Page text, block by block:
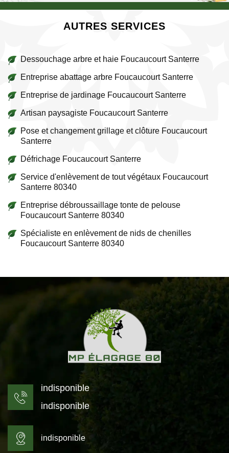
AUTRES SERVICES
Dessouchage arbre et haie Foucaucourt Santerre
Entreprise abattage arbre Foucaucourt Santerre
Entreprise de jardinage Foucaucourt Santerre
Artisan paysagiste Foucaucourt Santerre
Pose et changement grillage et clôture Foucaucourt
Santerre
Défrichage Foucaucourt Santerre
Service d'enlèvement de tout végétaux Foucaucourt
Santerre 80340
Entreprise débroussaillage tonte de pelouse
Foucaucourt Santerre 80340
Spécialiste en enlèvement de nids de chenilles
Foucaucourt Santerre 80340
indisponible
indisponible
indisponible